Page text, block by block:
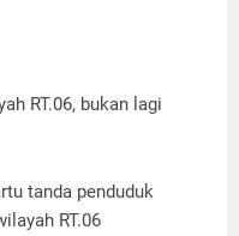
RT.06, bukan lagi
tanda penduduk
RT.06